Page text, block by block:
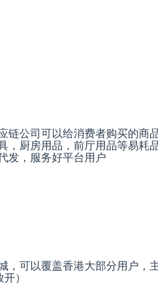
链公司可以给消费者购买的商
，厨房用品，前厅用品等易耗
发，服务好平台用户
，可以覆盖香港大部分用户，
）